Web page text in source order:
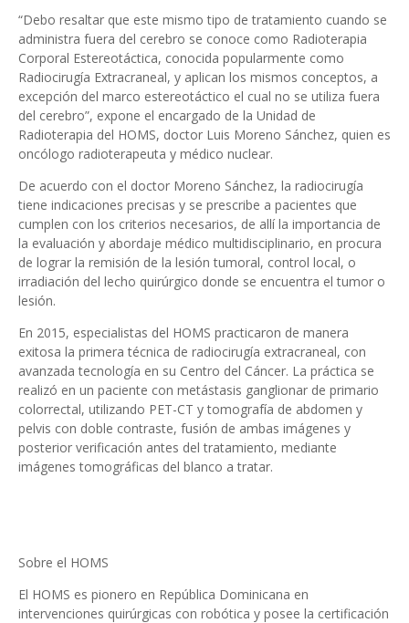
“Debo resaltar que este mismo tipo de tratamiento cuando se
administra fuera del cerebro se conoce como Radioterapia
Corporal Estereotáctica, conocida popularmente como
Radiocirugía Extracraneal, y aplican los mismos conceptos, a
excepción del marco estereotáctico el cual no se utiliza fuera
del cerebro”, expone el encargado de la Unidad de
Radioterapia del HOMS, doctor Luis Moreno Sánchez, quien es
oncólogo radioterapeuta y médico nuclear.
De acuerdo con el doctor Moreno Sánchez, la radiocirugía
tiene indicaciones precisas y se prescribe a pacientes que
cumplen con los criterios necesarios, de allí la importancia de
la evaluación y abordaje médico multidisciplinario, en procura
de lograr la remisión de la lesión tumoral, control local, o
irradiación del lecho quirúrgico donde se encuentra el tumor o
lesión.
En 2015, especialistas del HOMS practicaron de manera
exitosa la primera técnica de radiocirugía extracraneal, con
avanzada tecnología en su Centro del Cáncer. La práctica se
realizó en un paciente con metástasis ganglionar de primario
colorrectal, utilizando PET-CT y tomografía de abdomen y
pelvis con doble contraste, fusión de ambas imágenes y
posterior verificación antes del tratamiento, mediante
imágenes tomográficas del blanco a tratar.
Sobre el HOMS
El HOMS es pionero en República Dominicana en
intervenciones quirúrgicas con robótica y posee la certificación